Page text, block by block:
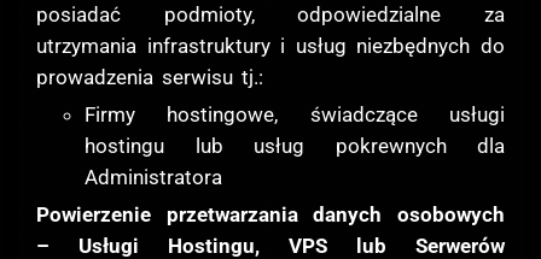
posiadać podmioty, odpowiedzialne za
utrzymania infrastruktury i usług niezbędnych do
prowadzenia serwisu tj.:
Firmy hostingowe, świadczące usługi
hostingu lub usług pokrewnych dla
Administratora
Powierzenie przetwarzania danych osobowych
– Usługi Hostingu, VPS lub Serwerów